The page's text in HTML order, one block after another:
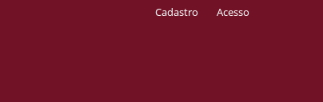
Cadastro Acesso